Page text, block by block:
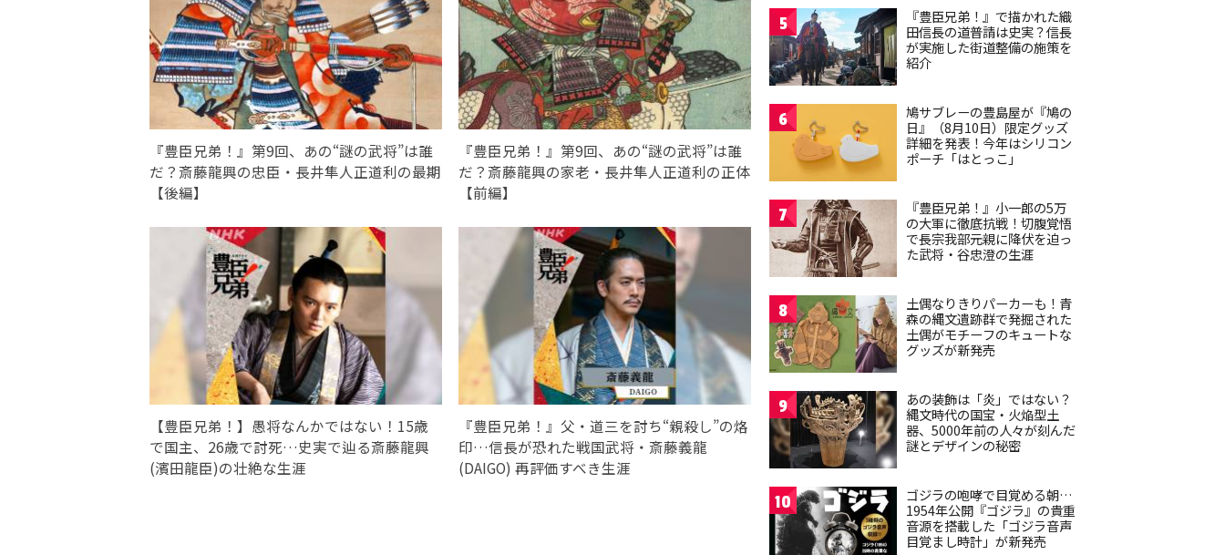
『豊臣兄弟！』第9回、あの“謎の武将”は誰
だ？斎藤龍興の忠臣・長井隼人正道利の最期
【後編】
『豊臣兄弟！』第9回、あの“謎の武将”は誰
だ？斎藤龍興の家老・長井隼人正道利の正体
【前編】
【豊臣兄弟！】愚将なんかではない！15歳
で国主、26歳で討死…史実で辿る斎藤龍興
(濱田龍臣)の壮絶な生涯
『豊臣兄弟！』父・道三を討ち“親殺し”の烙
印…信長が恐れた戦国武将・斎藤義龍
(DAIGO) 再評価すべき生涯
5
『豊臣兄弟！』で描かれた織
田信長の道普請は史実？信長
が実施した街道整備の施策を
紹介
6
鳩サブレーの豊島屋が『鳩の
日』（8月10日）限定グッズ
詳細を発表！今年はシリコン
ポーチ「はとっこ」
7
『豊臣兄弟！』小一郎の5万
の大軍に徹底抗戦！切腹覚悟
で長宗我部元親に降伏を迫っ
た武将・谷忠澄の生涯
8
土偶なりきりパーカーも！青
森の縄文遺跡群で発掘された
土偶がモチーフのキュートな
グッズが新発売
9
あの装飾は「炎」ではない？
縄文時代の国宝・火焔型土
器、5000年前の人々が刻んだ
謎とデザインの秘密
10
ゴジラの咆哮で目覚める朝…
1954年公開『ゴジラ』の貴重
音源を搭載した「ゴジラ音声
目覚まし時計」が新発売